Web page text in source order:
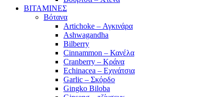
ΒΙΤΑΜΙΝΕΣ
Βότανα
Artichoke – Αγκινάρα
Ashwagandha
Bilberry
Cinnammon – Κανέλα
Cranberry – Κράνα
Echinacea – Εχινάτσια
Garlic – Σκόρδο
Gingko Biloba